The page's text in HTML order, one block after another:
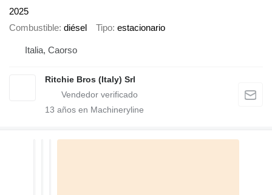
2025
Combustible diésel Tipo estacionario
Italia, Caorso
Ritchie Bros (Italy) Srl
13 años en Machineryline